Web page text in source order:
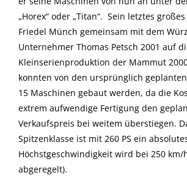
„Horex“ oder „Titan“. Sein letztes
Friedel Münch gemeinsam mit dem
Unternehmer Thomas Petsch 2001 auf
Kleinserienproduktion der Mammut
konnten von den ursprünglich
15 Maschinen gebaut werden, da die
extrem aufwendige Fertigung den
Verkaufspreis bei weitem überstiegen.
Spitzenklasse ist mit 260 PS ein
Höchstgeschwindigkeit wird bei 250 km/
abgeregelt).